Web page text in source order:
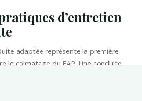
d’entretien
adaptée représente la première
le colmatage du FAP. Une conduite